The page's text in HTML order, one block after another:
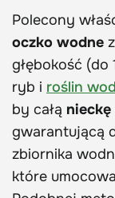
Polecony
oczko wodne
głębokość
ryb i roślin
by całą nieckę
gwarantującą
zbiornika
które